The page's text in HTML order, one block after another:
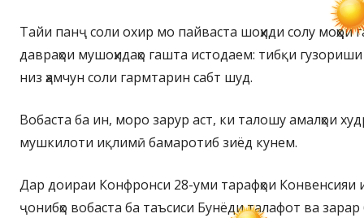
Тайи панҷ соли охир мо пайваста шоҳиди солу
давраҳои мушоҳидаҳо гашта истодаем: тибқи
низ ҳамчун соли гармтарин сабт шуд.
Вобаста ба ин, моро зарур аст, ки талошу амалҳои
мушкилоти иқлимӣ бамаротиб зиёд кунем.
Дар доираи Конфронси 28-уми тарафҳои Конвенсияи
ҷонибҳо вобаста ба таъсиси Бунёди талафот ва